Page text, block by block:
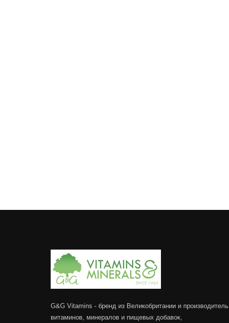
G&G Vitamins - бренд из Великобритании и производитель
витаминов, минералов и пищевых добавок,